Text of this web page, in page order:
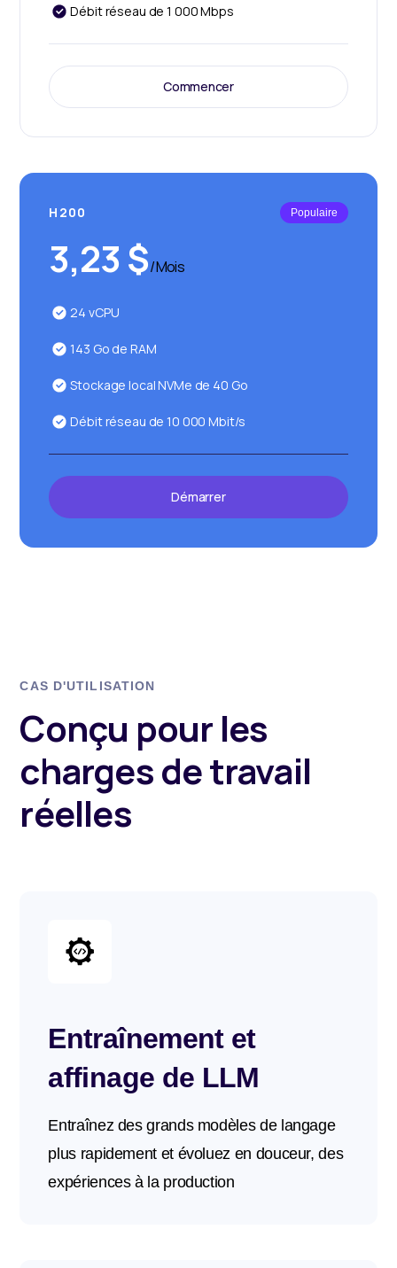
Débit réseau de 1 000 Mbps
Commencer
H200 Populaire
3,23 $/ Mois
24 vCPU
143 Go de RAM
Stockage local NVMe de 40 Go
Débit réseau de 10 000 Mbit/s
Démarrer
CAS D'UTILISATION
Conçu pour les
charges de travail
réelles
Entraînement et
affinage de LLM
Entraînez des grands modèles de langage
plus rapidement et évoluez en douceur, des
expériences à la production